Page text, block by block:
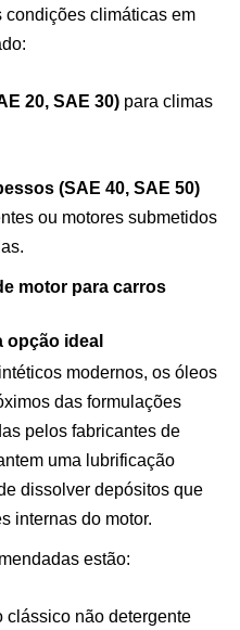
condições climáticas em
20, SAE 30) para climas
(SAE 40, SAE 50)
ou motores submetidos
motor para carros
opção ideal
modernos, os óleos
das formulações
pelos fabricantes de
uma lubrificação
dissolver depósitos que
internas do motor.
estão:
clássico não detergente